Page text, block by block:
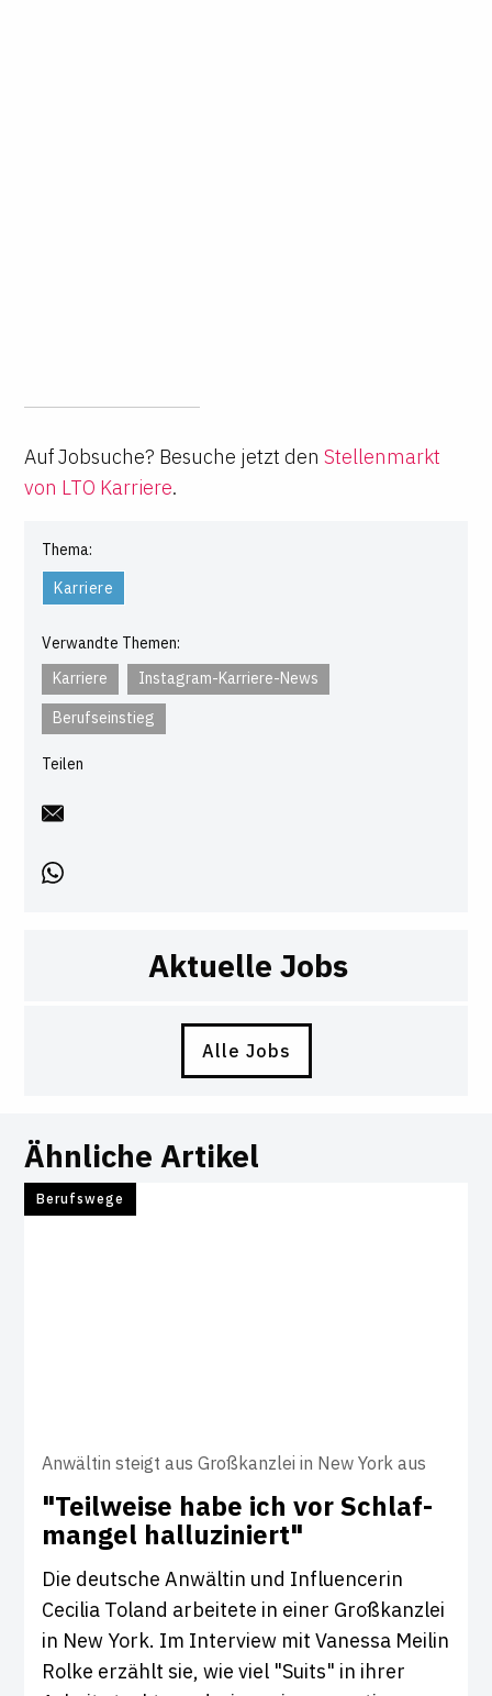
Auf Jobsuche? Besuche jetzt den Stellenmarkt
von LTO Karriere.
Thema:
Karriere
Verwandte Themen:
Karriere
Instagram-Karriere-News
Berufseinstieg
Teilen
Aktuelle Jobs
Alle Jobs
Ähnliche Artikel
Berufswege
Anwältin steigt aus Großkanzlei in New York aus
"Teil­weise habe ich vor Schlaf­
mangel hal­lu­zi­niert"
Die deutsche Anwältin und Influencerin
Cecilia Toland arbeitete in einer Großkanzlei
in New York. Im Interview mit Vanessa Meilin
Rolke erzählt sie, wie viel "Suits" in ihrer